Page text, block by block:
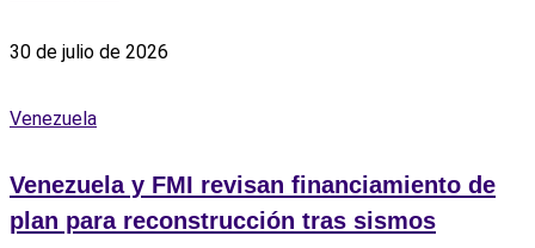
30 de julio de 2026
Venezuela
Venezuela y FMI revisan financiamiento de
plan para reconstrucción tras sismos